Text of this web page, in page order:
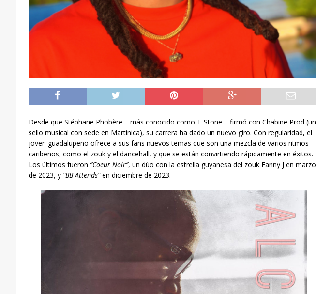
Desde que Stéphane Phobère – más conocido como T-Stone – firmó con Chabine Prod (un
sello musical con sede en Martinica), su carrera ha dado un nuevo giro. Con regularidad, el
joven guadalupeño ofrece a sus fans nuevos temas que son una mezcla de varios ritmos
caribeños, como el zouk y el dancehall, y que se están convirtiendo rápidamente en éxitos.
Los últimos fueron “Coeur Noir”, un dúo con la estrella guyanesa del zouk Fanny J en marzo
de 2023, y “BB Attends”en diciembre de 2023.